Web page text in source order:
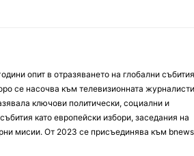
опит в отразяването на глобални
се насочва към телевизионната
ключови политически, социални и
като европейски избори, заседания на
мисии. От 2023 се присъединява към